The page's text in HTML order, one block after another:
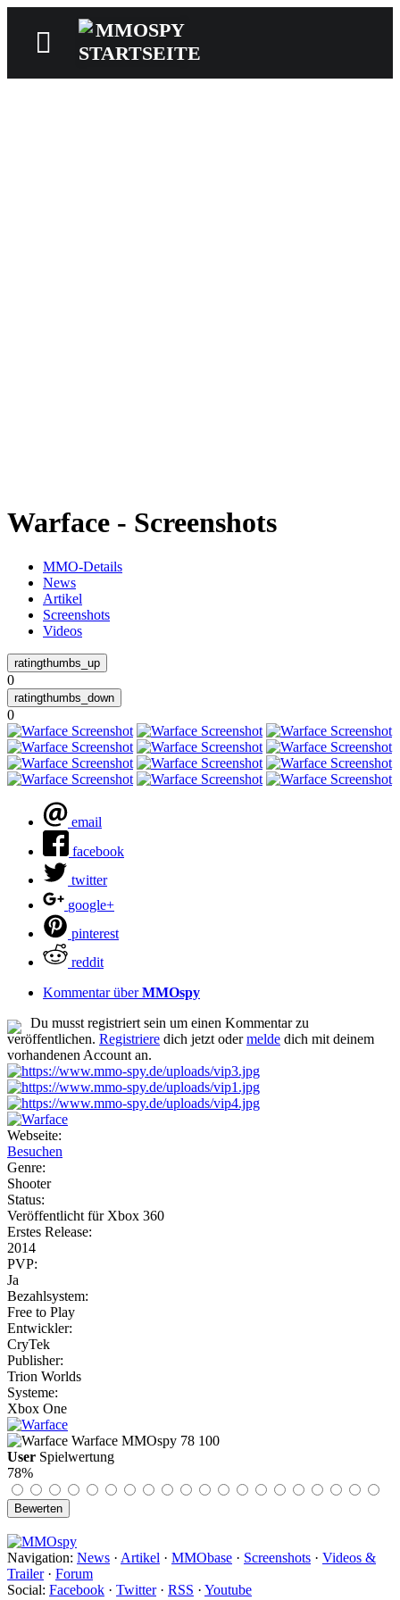
Warface - Screenshots
MMO-Details
News
Artikel
Screenshots
Videos
0
0
email
facebook
twitter
google+
pinterest
reddit
Kommentar überMMOspy
Du musst registriert sein um einen Kommentar zu
veröffentlichen. Registriere dich jetzt odermelde dich mit deinem
vorhandenen Account an.
Webseite:
Besuchen
Genre:
Shooter
Status:
Veröffentlicht für Xbox 360
Erstes Release:
2014
PVP:
Ja
Bezahlsystem:
Free to Play
Entwickler:
CryTek
Publisher:
Trion Worlds
Systeme:
Xbox One
Warface MMOspy 78 100
User Spielwertung
78%
Navigation: News · Artikel · MMObase · Screenshots · Videos &
Trailer· Forum
Social: Facebook · Twitter· RSS · Youtube